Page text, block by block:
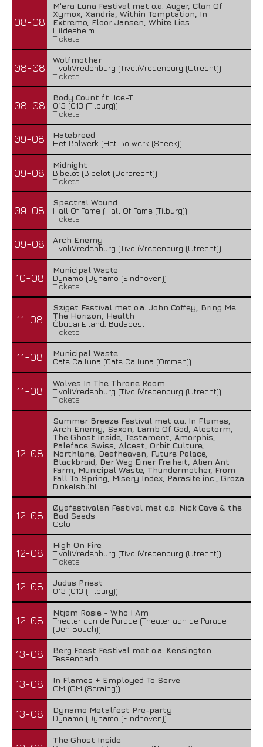
08-08
M'era Luna Festival met o.a. Auger, Clan Of
Xymox, Xandria, Within Temptation, In
Extremo, Floor Jansen, White Lies
Hildesheim
Tickets
08-08
Wolfmother
TivoliVredenburg (TivoliVredenburg (Utrecht))
Tickets
08-08
Body Count ft. Ice-T
013 (013 (Tilburg))
Tickets
09-08
Hatebreed
Het Bolwerk (Het Bolwerk (Sneek))
09-08
Midnight
Bibelot (Bibelot (Dordrecht))
Tickets
09-08
Spectral Wound
Hall Of Fame (Hall Of Fame (Tilburg))
Tickets
09-08
Arch Enemy
TivoliVredenburg (TivoliVredenburg (Utrecht))
10-08
Municipal Waste
Dynamo (Dynamo (Eindhoven))
Tickets
11-08
Sziget Festival met o.a. John Coffey, Bring Me
The Horizon, Health
Óbudai Eiland, Budapest
Tickets
11-08
Municipal Waste
Cafe Calluna (Cafe Calluna (Ommen))
11-08
Wolves In The Throne Room
TivoliVredenburg (TivoliVredenburg (Utrecht))
Tickets
12-08
Summer Breeze Festival met o.a. In Flames,
Arch Enemy, Saxon, Lamb Of God, Alestorm,
The Ghost Inside, Testament, Amorphis,
Paleface Swiss, Alcest, Orbit Culture,
Northlane, Deafheaven, Future Palace,
Blackbraid, Der Weg Einer Freiheit, Alien Ant
Farm, Municipal Waste, Thundermother, From
Fall To Spring, Misery Index, Parasite inc., Groza
Dinkelsbühl
12-08
Øyafestivalen Festival met o.a. Nick Cave & the
Bad Seeds
Oslo
12-08
High On Fire
TivoliVredenburg (TivoliVredenburg (Utrecht))
Tickets
12-08
Judas Priest
013 (013 (Tilburg))
12-08
Ntjam Rosie - Who I Am
Theater aan de Parade (Theater aan de Parade
(Den Bosch))
13-08
Berg Feest Festival met o.a. Kensington
Tessenderlo
13-08
In Flames + Employed To Serve
OM (OM (Seraing))
13-08
Dynamo Metalfest Pre-party
Dynamo (Dynamo (Eindhoven))
The Ghost Inside